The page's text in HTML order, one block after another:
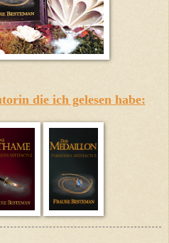
die ich gelesen habe: